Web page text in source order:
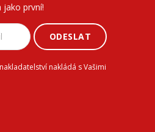
jako první!
ODESLAT
nakládá s Vašimi